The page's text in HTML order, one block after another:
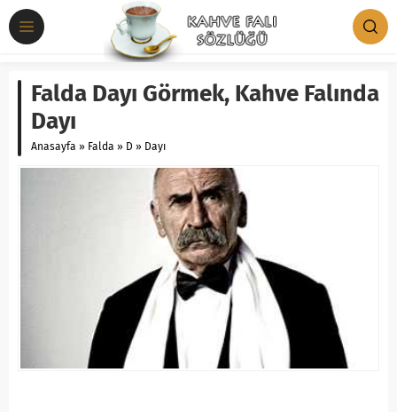
Falda Dayı Görmek, Kahve Falında
Dayı
Anasayfa » Falda » D » Dayı